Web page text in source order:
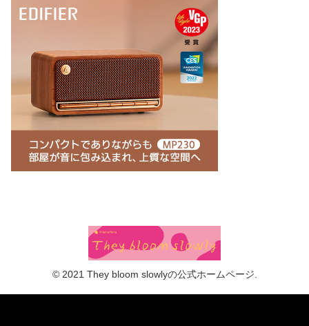
© 2021 They bloom slowlyの公式ホームページ.